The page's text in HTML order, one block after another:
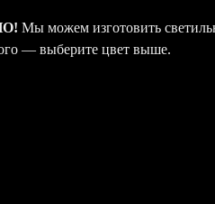
Мы можем изготовить
— выберите цвет выше.